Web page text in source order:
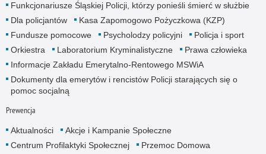
Funkcjonariusze Śląskiej Policji, którzy ponieśli śmierć w służbie
Dla policjantów
Kasa Zapomogowo Pożyczkowa (KZP)
Fundusze pomocowe
Psycholodzy policyjni
Policja i sport
Orkiestra
Laboratorium Kryminalistyczne
Prawa człowieka
Informacje Zakładu Emerytalno-Rentowego MSWiA
Dokumenty dla emerytów i rencistów Policji starających się o
pomoc socjalną
Prewencja
Aktualności
Akcje i Kampanie Społeczne
Centrum Profilaktyki Społecznej
Przemoc Domowa